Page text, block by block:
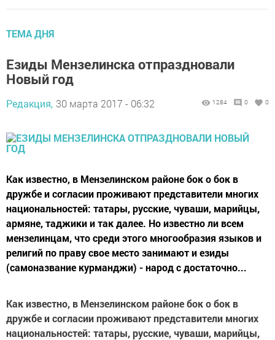
ТЕМА ДНЯ
Езиды Мензелинска отпраздновали
Новый год
Редакция, 30 марта 2017 - 06:32 1284 0 0
Как известно, в Мензелинском районе бок о бок в
дружбе и согласии проживают представители многих
национальностей: татары, русские, чуваши, марийцы,
армяне, таджики и так далее. Но известно ли всем
мензелинцам, что среди этого многообразия языков и
религий по праву свое место занимают и езиды
(самоназвание курманджи) - народ с достаточно...
Как известно, в Мензелинском районе бок о бок в
дружбе и согласии проживают представители многих
национальностей: татары, русские, чуваши, марийцы,